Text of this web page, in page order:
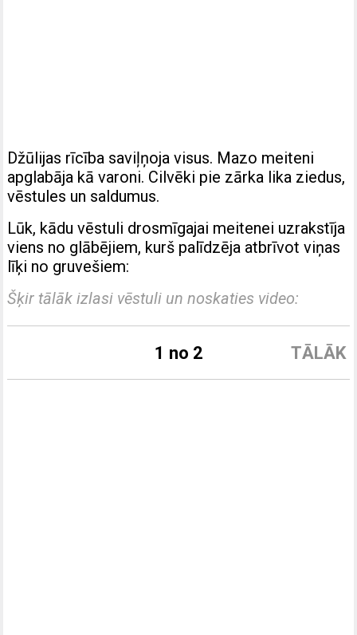
Džūlijas rīcība saviļņoja visus. Mazo meiteni
apglabāja kā varoni. Cilvēki pie zārka lika ziedus,
vēstules un saldumus.
Lūk, kādu vēstuli drosmīgajai meitenei uzrakstīja
viens no glābējiem, kurš palīdzēja atbrīvot viņas
līķi no gruvešiem:
Šķir tālāk izlasi vēstuli un noskaties video:
TĀLĀK
1 no 2